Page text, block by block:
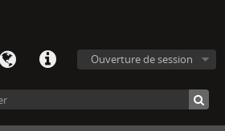
Ouverture de session